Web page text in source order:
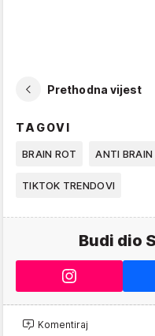
Prethodna vijest
TAGOVI
BRAIN ROT ANTI
TIKTOK TRENDOVI
Budi dio
Komentiraj